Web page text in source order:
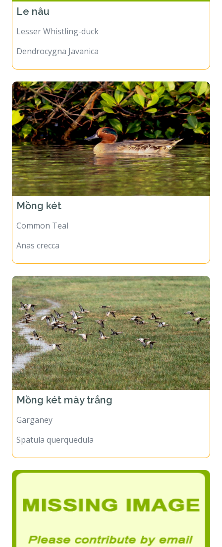
Le nâu
Lesser Whistling-duck
Dendrocygna Javanica
Mồng két
Common Teal
Anas crecca
Mồng két mày trắng
Garganey
Spatula querquedula